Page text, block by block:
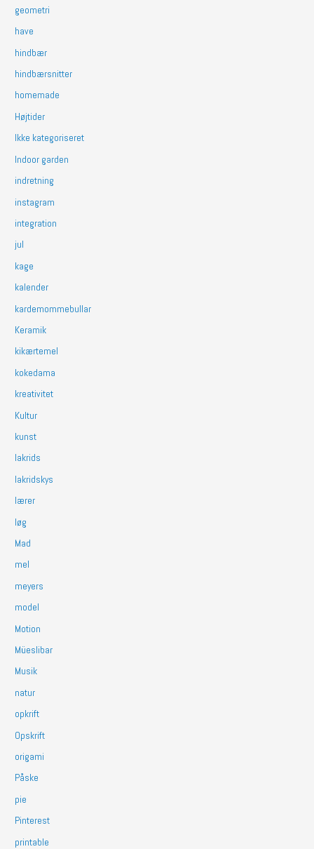
geometri
have
hindbær
hindbærsnitter
homemade
Højtider
Ikke kategoriseret
Indoor garden
indretning
instagram
integration
jul
kage
kalender
kardemommebullar
Keramik
kikærtemel
kokedama
kreativitet
Kultur
kunst
lakrids
lakridskys
lærer
løg
Mad
mel
meyers
model
Motion
Müeslibar
Musik
natur
opkrift
Opskrift
origami
Påske
pie
Pinterest
printable